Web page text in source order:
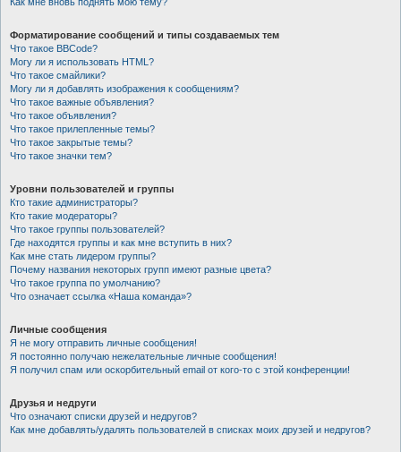
Форматирование сообщений и типы создаваемых тем
Что такое BBCode?
Могу ли я использовать HTML?
Что такое смайлики?
Могу ли я добавлять изображения к сообщениям?
Что такое важные объявления?
Что такое объявления?
Что такое прилепленные темы?
Что такое закрытые темы?
Что такое значки тем?
Уровни пользователей и группы
Кто такие администраторы?
Кто такие модераторы?
Что такое группы пользователей?
Где находятся группы и как мне вступить в них?
Как мне стать лидером группы?
Почему названия некоторых групп имеют разные цвета?
Что такое группа по умолчанию?
Что означает ссылка «Наша команда»?
Личные сообщения
Я не могу отправить личные сообщения!
Я постоянно получаю нежелательные личные сообщения!
Я получил спам или оскорбительный email от кого-то с этой конференции!
Друзья и недруги
Что означают списки друзей и недругов?
Как мне добавлять/удалять пользователей в списках моих друзей и недругов?